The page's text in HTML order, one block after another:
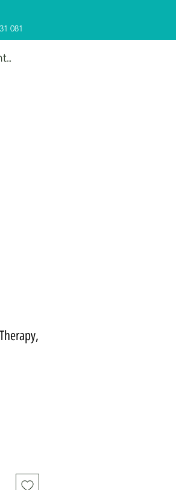
081
tau